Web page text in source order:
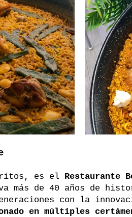
es el Restaurante
más de 40 años de
con la
en múltiples